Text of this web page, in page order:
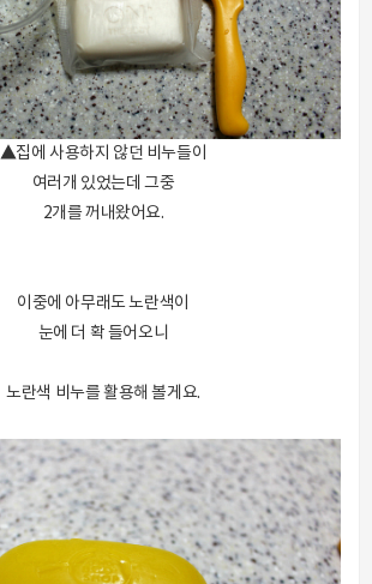
▲집에 사용하지 않던 비누들이
여러개 있었는데 그중
2개를 꺼내왔어요.
이중에 아무래도 노란색이
눈에 더 확 들어오니
노란색 비누를 활용해 볼게요.